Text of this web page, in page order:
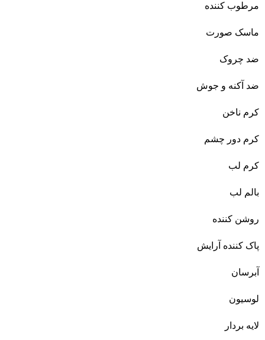
مرطوب کننده
ماسک صورت
ضد چروک
ضد آکنه و جوش
کرم ناخن
کرم دور چشم
کرم لب
بالم لب
روشن کننده
پاک کننده آرایش
آبرسان
لوسیون
لایه بردار